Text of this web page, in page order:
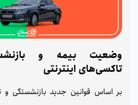
وضعیت بیمه و
تاکسی‌های اینترنتی
بر اساس قوانین جدید بازنشستگی و